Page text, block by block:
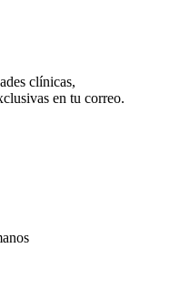
clínicas,
en tu correo.